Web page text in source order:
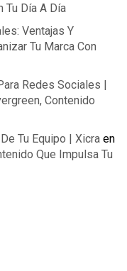
Tu Día A Día
Ventajas Y
Tu Marca Con
Redes Sociales |
Contenido
Tu Equipo | Xicra en
Que Impulsa Tu